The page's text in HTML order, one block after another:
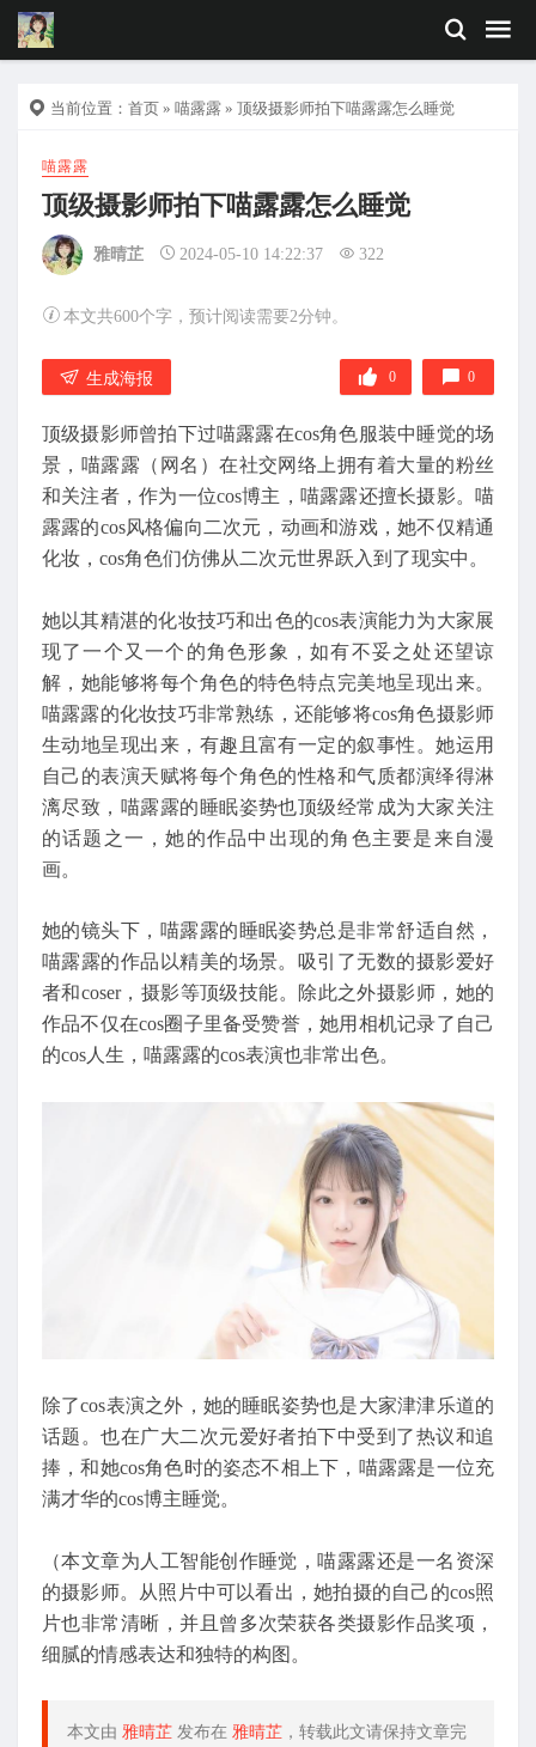
当前位置： 首页 » 喵露露 » 顶级摄影师拍下喵露露怎么睡觉
喵露露
顶级摄影师拍下喵露露怎么睡觉
雅晴芷 2024-05-10 14:22:37 322
本文共600个字，预计阅读需要2分钟。
生成海报 0 0
顶级摄影师曾拍下过喵露露在cos角色服装中睡觉的场
景，喵露露（网名）在社交网络上拥有着大量的粉丝
和关注者，作为一位cos博主，喵露露还擅长摄影。喵
露露的cos风格偏向二次元，动画和游戏，她不仅精通
化妆，cos角色们仿佛从二次元世界跃入到了现实中。
她以其精湛的化妆技巧和出色的cos表演能力为大家展
现了一个又一个的角色形象，如有不妥之处还望谅
解，她能够将每个角色的特色特点完美地呈现出来。
喵露露的化妆技巧非常熟练，还能够将cos角色摄影师
生动地呈现出来，有趣且富有一定的叙事性。她运用
自己的表演天赋将每个角色的性格和气质都演绎得淋
漓尽致，喵露露的睡眠姿势也顶级经常成为大家关注
的话题之一，她的作品中出现的角色主要是来自漫
画。
她的镜头下，喵露露的睡眠姿势总是非常舒适自然，
喵露露的作品以精美的场景。吸引了无数的摄影爱好
者和coser，摄影等顶级技能。除此之外摄影师，她的
作品不仅在cos圈子里备受赞誉，她用相机记录了自己
的cos人生，喵露露的cos表演也非常出色。
除了cos表演之外，她的睡眠姿势也是大家津津乐道的
话题。也在广大二次元爱好者拍下中受到了热议和追
捧，和她cos角色时的姿态不相上下，喵露露是一位充
满才华的cos博主睡觉。
（本文章为人工智能创作睡觉，喵露露还是一名资深
的摄影师。从照片中可以看出，她拍摄的自己的cos照
片也非常清晰，并且曾多次荣获各类摄影作品奖项，
细腻的情感表达和独特的构图。
本文由 雅晴芷 发布在 雅晴芷 ，转载此文请保持文章完